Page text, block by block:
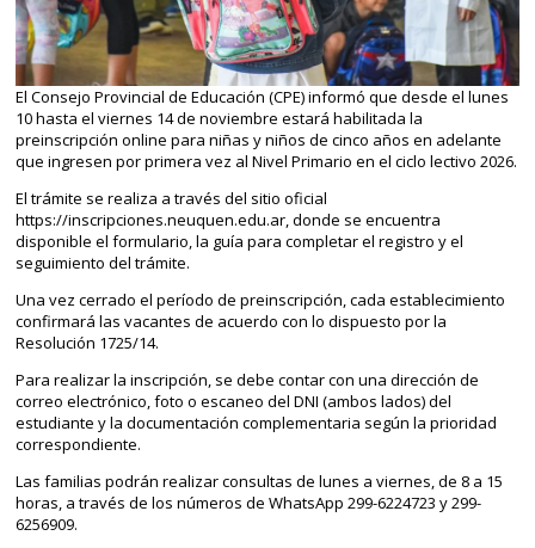
El Consejo Provincial de Educación (CPE) informó que desde el lunes
10 hasta el viernes 14 de noviembre estará habilitada la
preinscripción online para niñas y niños de cinco años en adelante
que ingresen por primera vez al Nivel Primario en el ciclo lectivo 2026.
El trámite se realiza a través del sitio oficial
https://inscripciones.neuquen.edu.ar, donde se encuentra
disponible el formulario, la guía para completar el registro y el
seguimiento del trámite.
Una vez cerrado el período de preinscripción, cada establecimiento
confirmará las vacantes de acuerdo con lo dispuesto por la
Resolución 1725/14.
Para realizar la inscripción, se debe contar con una dirección de
correo electrónico, foto o escaneo del DNI (ambos lados) del
estudiante y la documentación complementaria según la prioridad
correspondiente.
Las familias podrán realizar consultas de lunes a viernes, de 8 a 15
horas, a través de los números de WhatsApp 299-6224723 y 299-
6256909.